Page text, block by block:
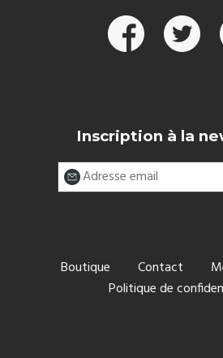
Inscription à la
Boutique Contact
Politique de